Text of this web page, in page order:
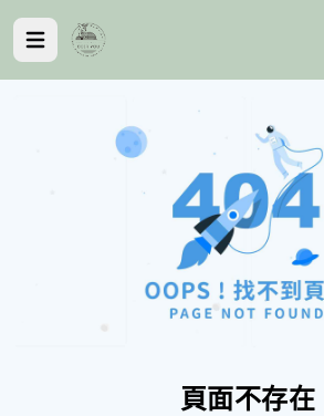
頁面不存在